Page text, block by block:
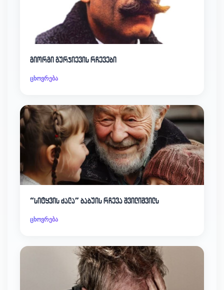
გიორგი გურჯიევის რჩევები
ცხოვრება
“სიტყვის ძალა” ბაბუის რჩევა შვილიშვილს
ცხოვრება